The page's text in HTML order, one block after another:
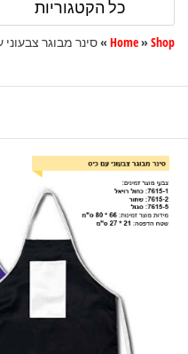
Home» Shop
»סינר מבוגר